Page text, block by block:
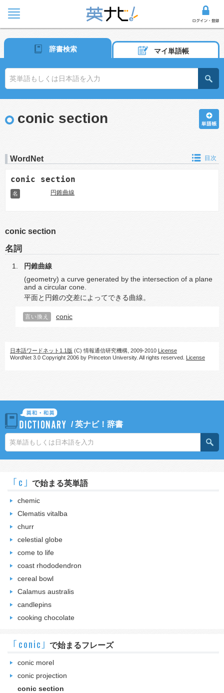
辞書検索 マイ単語帳
conic section
WordNet 目次
conic section
名 円錐曲線
conic section
名詞
円錐曲線
(geometry) a curve generated by the intersection of a plane
and a circular cone.
平面と円錐の交差によってできる曲線。
言い換え conic
日本語ワードネット1.1版 (C) 情報通信研究機構, 2009-2010 License
WordNet 3.0 Copyright 2006 by Princeton University. All rights reserved. License
/英ナビ！辞書
｢c｣ で始まる英単語
chemic
Clematis vitalba
churr
celestial globe
come to life
coast rhododendron
cereal bowl
Calamus australis
candlepins
cooking chocolate
｢conic｣ で始まるフレーズ
conic morel
conic projection
conic section